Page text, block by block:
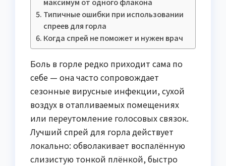
Типичные ошибки при использовании
спреев для горла
Когда спрей не поможет и нужен врач
Боль в горле редко приходит сама по
себе — она часто сопровождает
сезонные вирусные инфекции, сухой
воздух в отапливаемых помещениях
или переутомление голосовых связок.
Лучший спрей для горла действует
локально: обволакивает воспалённую
слизистую тонкой плёнкой, быстро